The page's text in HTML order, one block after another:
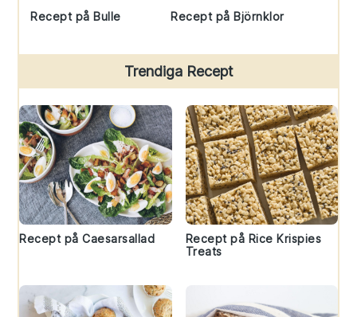
Recept på Bulle Recept på Björnklor
Trendiga Recept
Recept på Caesarsallad
Recept på Rice Krispies
Treats